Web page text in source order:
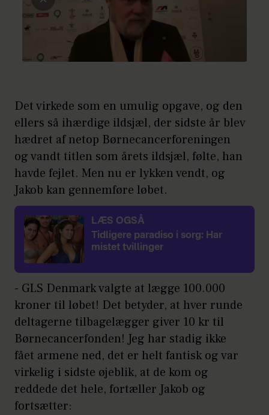
Det virkede som en umulig opgave, og den
ellers så ihærdige ildsjæl, der sidste år blev
hædret af netop Børnecancerforeningen
og vandt titlen som årets ildsjæl, følte, han
havde fejlet. Men nu er lykken vendt, og
Jakob kan gennemføre løbet.
LÆS OGSÅ
Tidligere paradiso i sorg: Har
mistet tvillinger
- GLS Denmark valgte at lægge 100.000
kroner til løbet! Det betyder, at hver runde
deltagerne tilbagelægger giver 10 kr til
Børnecancerfonden! Jeg har stadig ikke
fået armene ned, det er helt fantisk og var
virkelig i sidste øjeblik, at de kom og
reddede det hele, fortæller Jakob og
fortsætter: